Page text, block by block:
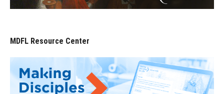
MDFL Resource Center